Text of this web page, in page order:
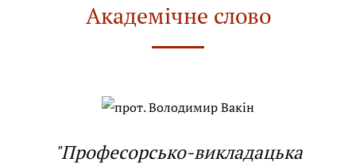
Академічне слово
"Професорсько-викладацька